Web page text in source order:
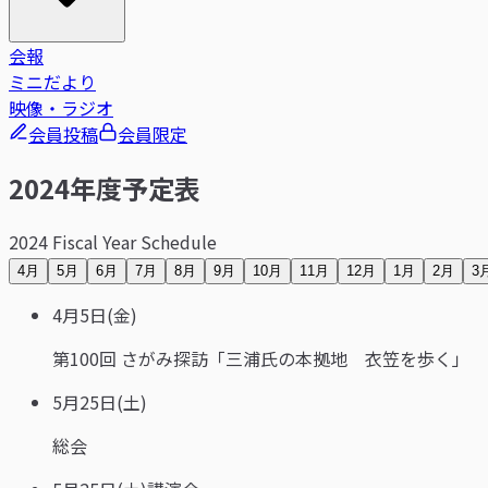
会報
ミニだより
映像・ラジオ
会員投稿
会員限定
2024年度予定表
2024 Fiscal Year Schedule
4月 5月 6月 7月 8月 9月 10月 11月 12月 1月 2月 3
4月5日(金)
第100回 さがみ探訪「三浦氏の本拠地 衣笠を歩く」
5月25日(土)
総会